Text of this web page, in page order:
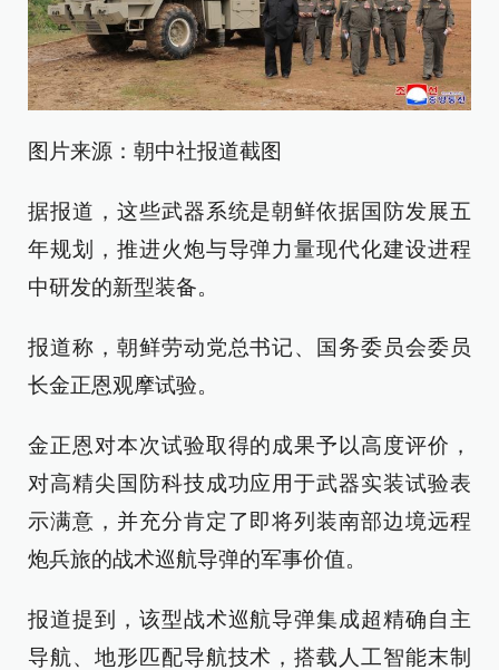
图片来源：朝中社报道截图
据报道，这些武器系统是朝鲜依据国防发展五
年规划，推进火炮与导弹力量现代化建设进程
中研发的新型装备。
报道称，朝鲜劳动党总书记、国务委员会委员
长金正恩观摩试验。
金正恩对本次试验取得的成果予以高度评价，
对高精尖国防科技成功应用于武器实装试验表
示满意，并充分肯定了即将列装南部边境远程
炮兵旅的战术巡航导弹的军事价值。
报道提到，该型战术巡航导弹集成超精确自主
导航、地形匹配导航技术，搭载人工智能末制